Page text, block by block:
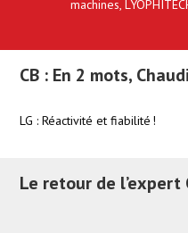
machines,
CB : En 2 mots,
LG : Réactivité et fiabilité !
Le retour de